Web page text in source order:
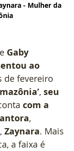
- Mulher da
Gaby
ao
de fevereiro
, seu
com a
,
Zaynara. Mais
a faixa é